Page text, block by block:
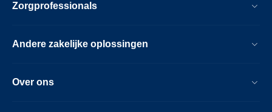
Zorgprofessionals
Andere zakelijke oplossingen
Over ons